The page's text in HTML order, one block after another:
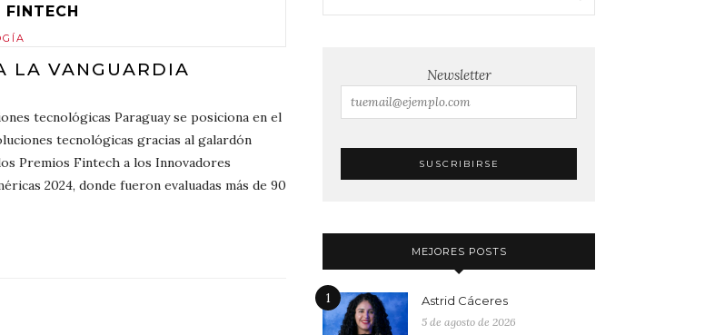
FINTECH
LA VANGUARDIA
tecnológicas Paraguay se posiciona en el
tecnológicas gracias al galardón
Premios Fintech a los Innovadores
2024, donde fueron evaluadas más de 90
Newsletter
MEJORES POSTS
1 Astrid Cáceres
5 de agosto de 2026